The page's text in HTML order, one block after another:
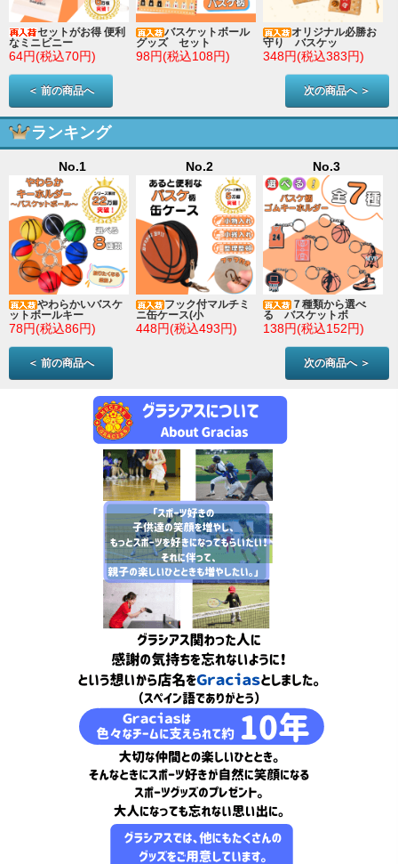
セットがお得 便利
なミニビニー
64円(税込70円)
バスケットボール
グッズ セット
98円(税込108円)
オリジナル必勝お
守り バスケッ
348円(税込383円)
＜ 前の商品へ 次の商品へ ＞
ランキング
No.1
やわらかいバスケ
ットボールキー
78円(税込86円)
No.2
フック付マルチミ
ニ缶ケース(小
448円(税込493円)
No.3
７種類から選べ
る バスケットボ
138円(税込152円)
＜ 前の商品へ 次の商品へ ＞